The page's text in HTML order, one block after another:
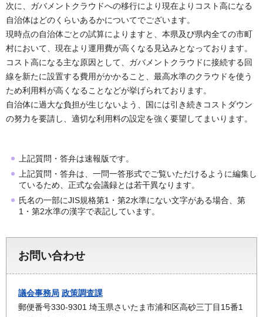
次に、ガバメントクラウドへの移行により現在よりコスト高になる
自治体はどのくらいあるかについてでございます。
現時点の自治体ごとの試算によりますと、本県及び県内全ての市町
村において、現在より運用費が高くなる見込みとなっております。
コスト高になる主な原因として、ガバメントクラウドに接続する回
線を新たに設置する費用がかかること、最高水準のクラウドを使う
ため利用料が高くなることなどが挙げられております。
自治体に過大な負担が生じないよう、国には引き続きコストダウン
の努力を要請し、適切な利用料の設定を強く要望してまいります。
上記質問・答弁は速報版です。
上記質問・答弁は、一問一答形式でご覧いただけるように編集し
ているため、正式な会議録とは若干異なります。
氏名の一部にJIS規格第1・第2水準にない文字がある場合、第
1・第2水準の漢字で表記しています。
お問い合わせ
議会事務局 政策調査課
郵便番号330-9301 埼玉県さいたま市浦和区高砂三丁目15番1